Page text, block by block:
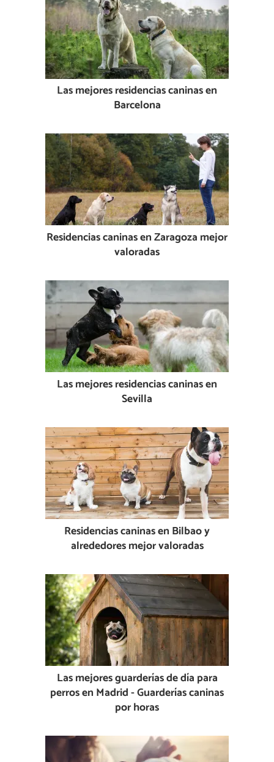
Las mejores residencias caninas en
Barcelona
Residencias caninas en Zaragoza mejor
valoradas
Las mejores residencias caninas en
Sevilla
Residencias caninas en Bilbao y
alrededores mejor valoradas
Las mejores guarderías de día para
perros en Madrid - Guarderías caninas
por horas